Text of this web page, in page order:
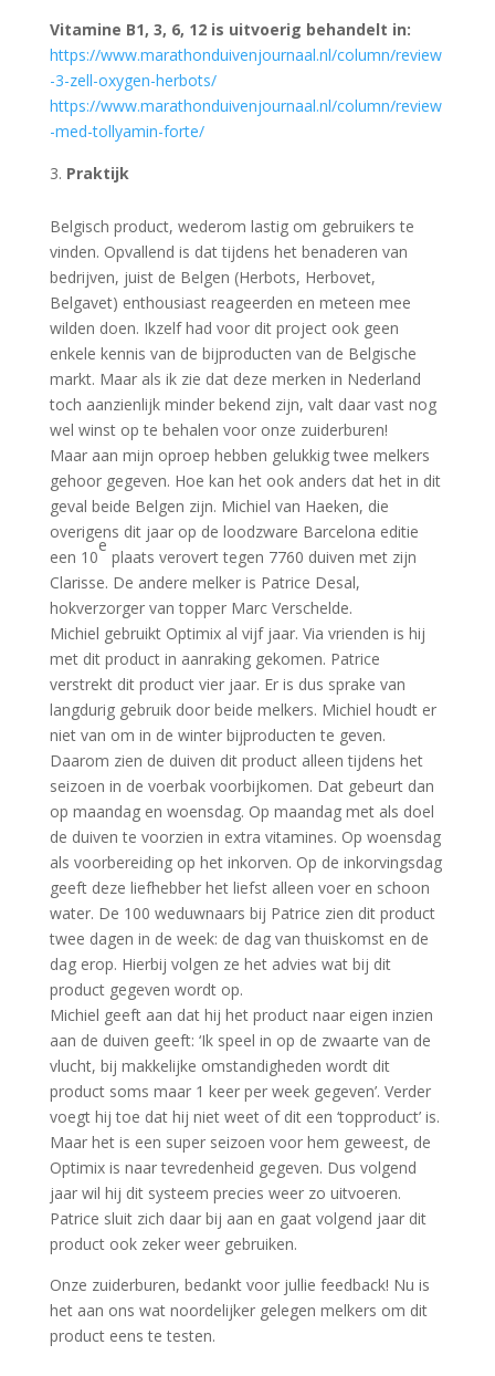
Vitamine B1, 3, 6, 12 is uitvoerig behandelt in:
https://www.marathonduivenjournaal.nl/column/review
-3-zell-oxygen-herbots/
https://www.marathonduivenjournaal.nl/column/review
-med-tollyamin-forte/
Praktijk
Belgisch product, wederom lastig om gebruikers te
vinden. Opvallend is dat tijdens het benaderen van
bedrijven, juist de Belgen (Herbots, Herbovet,
Belgavet) enthousiast reageerden en meteen mee
wilden doen. Ikzelf had voor dit project ook geen
enkele kennis van de bijproducten van de Belgische
markt. Maar als ik zie dat deze merken in Nederland
toch aanzienlijk minder bekend zijn, valt daar vast nog
wel winst op te behalen voor onze zuiderburen!
Maar aan mijn oproep hebben gelukkig twee melkers
gehoor gegeven. Hoe kan het ook anders dat het in dit
geval beide Belgen zijn. Michiel van Haeken, die
overigens dit jaar op de loodzware Barcelona editie
een 10
e
plaats verovert tegen 7760 duiven met zijn
Clarisse. De andere melker is Patrice Desal,
hokverzorger van topper Marc Verschelde.
Michiel gebruikt Optimix al vijf jaar. Via vrienden is hij
met dit product in aanraking gekomen. Patrice
verstrekt dit product vier jaar. Er is dus sprake van
langdurig gebruik door beide melkers. Michiel houdt er
niet van om in de winter bijproducten te geven.
Daarom zien de duiven dit product alleen tijdens het
seizoen in de voerbak voorbijkomen. Dat gebeurt dan
op maandag en woensdag. Op maandag met als doel
de duiven te voorzien in extra vitamines. Op woensdag
als voorbereiding op het inkorven. Op de inkorvingsdag
geeft deze liefhebber het liefst alleen voer en schoon
water. De 100 weduwnaars bij Patrice zien dit product
twee dagen in de week: de dag van thuiskomst en de
dag erop. Hierbij volgen ze het advies wat bij dit
product gegeven wordt op.
Michiel geeft aan dat hij het product naar eigen inzien
aan de duiven geeft: ‘Ik speel in op de zwaarte van de
vlucht, bij makkelijke omstandigheden wordt dit
product soms maar 1 keer per week gegeven’. Verder
voegt hij toe dat hij niet weet of dit een ‘topproduct’ is.
Maar het is een super seizoen voor hem geweest, de
Optimix is naar tevredenheid gegeven. Dus volgend
jaar wil hij dit systeem precies weer zo uitvoeren.
Patrice sluit zich daar bij aan en gaat volgend jaar dit
product ook zeker weer gebruiken.
Onze zuiderburen, bedankt voor jullie feedback! Nu is
het aan ons wat noordelijker gelegen melkers om dit
product eens te testen.